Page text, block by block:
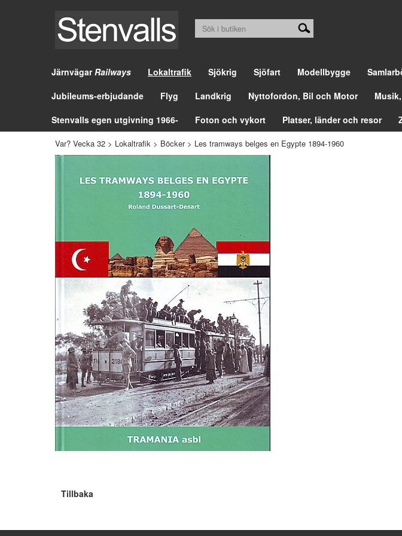
JärnvägarRailways Lokaltrafik Sjökrig Sjöfart Modellbygge
Jubileums-erbjudande
Flyg Landkrig Nyttofordon, Bil och Motor
Stenvalls egen utgivning 1966-
Foton och vykort Platser, länder och resor
Var? Vecka 32 > Lokaltrafik > Böcker> Les tramways belges en Egypte 1894-1960
Tillbaka